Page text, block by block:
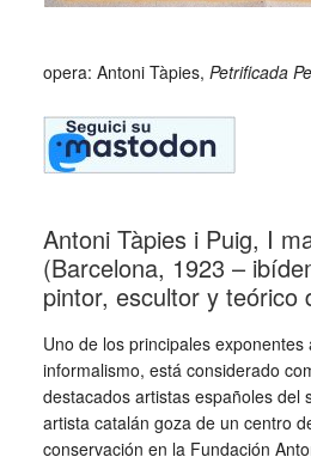
opera: Antoni Tàpies, Petrificada
Antoni Tàpies i Puig, I
(Barcelona, 1923 –
pintor, escultor y teórico
Uno de los principales
informalismo, está considerado
destacados artistas españoles del
artista catalán goza de un centro
conservación en la Fundación